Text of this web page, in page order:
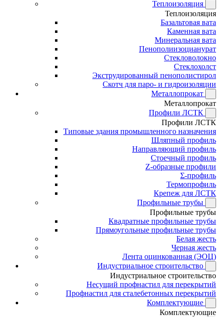
Теплоизоляция
Теплоизоляция
Базальтовая вата
Каменная вата
Минеральная вата
Пенополиизоцианурат
Стекловолокно
Стеклохолст
Экструдированный пенополистирол
Скотч для паро- и гидроизоляции
Металлопрокат
Металлопрокат
Профили ЛСТК
Профили ЛСТК
Типовые здания промышленного назначения
Шляпный профиль
Направляющий профиль
Стоечный профиль
Z-образные профили
Σ-профиль
Термопрофиль
Крепеж для ЛСТК
Профильные трубы
Профильные трубы
Квадратные профильные трубы
Прямоугольные профильные трубы
Белая жесть
Черная жесть
Лента оцинкованная (ЭОЦ)
Индустриальное строительство
Индустриальное строительство
Несущий профнастил для перекрытий
Профнастил для сталебетонных перекрытий
Комплектующие
Комплектующие